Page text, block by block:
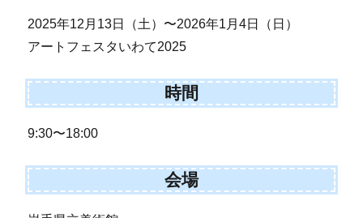
2025年12月13日（土）〜2026年1月4日（日）
アートフェスタいわて2025
時間
9:30〜18:00
会場